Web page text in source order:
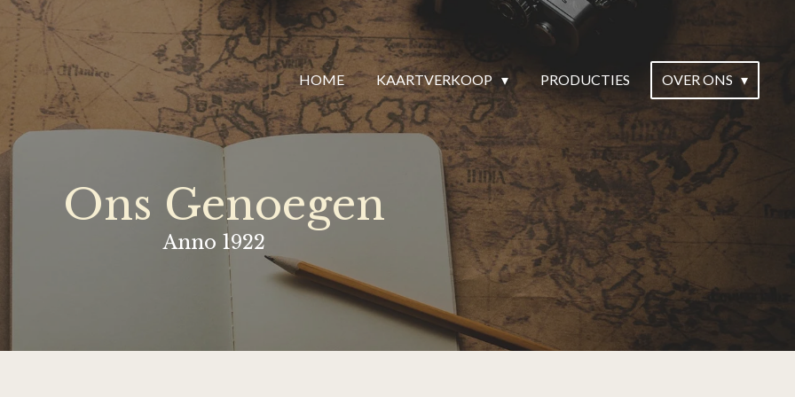
HOME KAARTVERKOOP PRODUCTIES OVER ONS
Ons Genoegen
Anno 1922